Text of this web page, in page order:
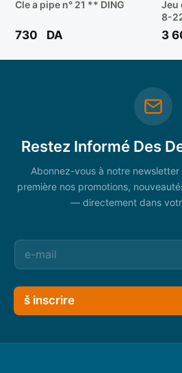
Cle a pipe n° 21 ** DING
730 DA
Jeu
8-
3
Restez Informé Des
Abonnez-vous à notre
première nos promotions,
— directement dans
š inscrire